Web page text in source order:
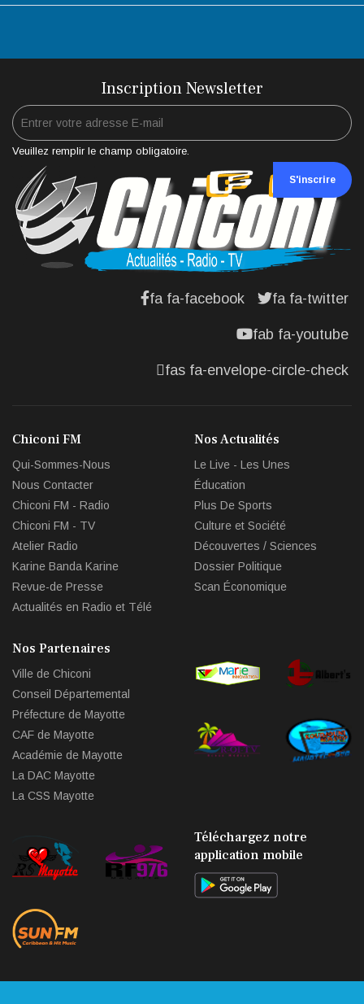
Inscription Newsletter
Veuillez remplir le champ obligatoire.
S'inscrire
fa fa-facebook fa fa-twitter
fab fa-youtube
fas fa-envelope-circle-check
Chiconi FM
Qui-Sommes-Nous
Nous Contacter
Chiconi FM - Radio
Chiconi FM - TV
Atelier Radio
Karine Banda Karine
Revue-de Presse
Actualités en Radio et Télé
Nos Actualités
Le Live - Les Unes
Éducation
Plus De Sports
Culture et Société
Découvertes / Sciences
Dossier Politique
Scan Économique
Nos Partenaires
Ville de Chiconi
Conseil Départemental
Préfecture de Mayotte
CAF de Mayotte
Académie de Mayotte
La DAC Mayotte
La CSS Mayotte
Téléchargez notre
application mobile